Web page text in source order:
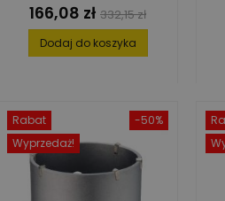
Cena
166,08 zł Cena
podstawowa
332,15 zł
Dodaj do koszyka
-50%
Rabat
Wyprzedaż!